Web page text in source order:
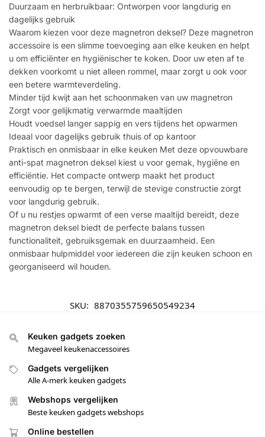
Duurzaam en herbruikbaar: Ontworpen voor langdurig en
dagelijks gebruik
Waarom kiezen voor deze magnetron deksel? Deze magnetron
accessoire is een slimme toevoeging aan elke keuken en helpt
u om efficiënter en hygiënischer te koken. Door uw eten af te
dekken voorkomt u niet alleen rommel, maar zorgt u ook voor
een betere warmteverdeling.
Minder tijd kwijt aan het schoonmaken van uw magnetron
Zorgt voor gelijkmatig verwarmde maaltijden
Houdt voedsel langer sappig en vers tijdens het opwarmen
Ideaal voor dagelijks gebruik thuis of op kantoor
Praktisch en onmisbaar in elke keuken Met deze opvouwbare
anti-spat magnetron deksel kiest u voor gemak, hygiëne en
efficiëntie. Het compacte ontwerp maakt het product
eenvoudig op te bergen, terwijl de stevige constructie zorgt
voor langdurig gebruik.
Of u nu restjes opwarmt of een verse maaltijd bereidt, deze
magnetron deksel biedt de perfecte balans tussen
functionaliteit, gebruiksgemak en duurzaamheid. Een
onmisbaar hulpmiddel voor iedereen die zijn keuken schoon en
georganiseerd wil houden.
SKU: 8870355759650549234
Keuken gadgets zoeken
Megaveel keukenaccessoires
Gadgets vergelijken
Alle A-merk keuken gadgets
Webshops vergelijken
Beste keuken gadgets webshops
Online bestellen